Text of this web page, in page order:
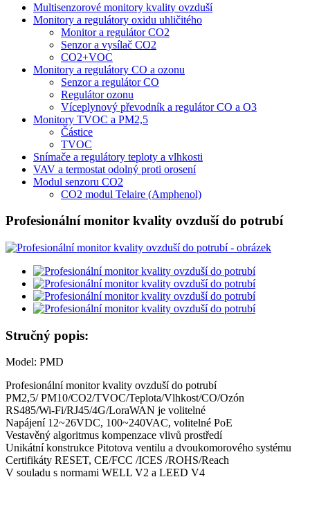
Multisenzorové monitory kvality ovzduší
Monitory a regulátory oxidu uhličitého
Monitor a regulátor CO2
Senzor a vysílač CO2
CO2+VOC
Monitory a regulátory CO a ozonu
Senzor a regulátor CO
Regulátor ozonu
Víceplynový převodník a regulátor CO a O3
Monitory TVOC a PM2,5
Částice
TVOC
Snímače a regulátory teploty a vlhkosti
VAV a termostat odolný proti orosení
Modul senzoru CO2
CO2 modul Telaire (Amphenol)
Profesionální monitor kvality ovzduší do potrubí
Stručný popis:
Model: PMD
Profesionální monitor kvality ovzduší do potrubí
PM2,5/ PM10/CO2/TVOC/Teplota/Vlhkost/CO/Ozón
RS485/Wi-Fi/RJ45/4G/LoraWAN je volitelné
Napájení 12~26VDC, 100~240VAC, volitelné PoE
Vestavěný algoritmus kompenzace vlivů prostředí
Unikátní konstrukce Pitotova ventilu a dvoukomorového systému
Certifikáty RESET, CE/FCC /ICES /ROHS/Reach
V souladu s normami WELL V2 a LEED V4